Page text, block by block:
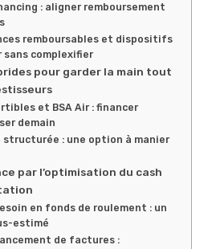
: aligner remboursement
remboursables et dispositifs
sans complexifier
pour garder la main tout
et BSA Air : financer
demain
: une option à manier
par l’optimisation du cash
en fonds de roulement : un
estimé
de factures :